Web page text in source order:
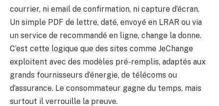
courrier, ni email de confirmation, ni capture d’écran.
Un simple PDF de lettre, daté, envoyé en LRAR ou via
un service de recommandé en ligne, change la donne.
C’est cette logique que des sites comme JeChange
exploitent avec des modèles pré-remplis, adaptés aux
grands fournisseurs d’énergie, de télécoms ou
d’assurance. Le consommateur gagne du temps, mais
surtout il verrouille la preuve.